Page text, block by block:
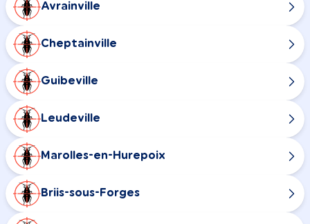
Avrainville
Cheptainville
Guibeville
Leudeville
Marolles-en-Hurepoix
Briis-sous-Forges